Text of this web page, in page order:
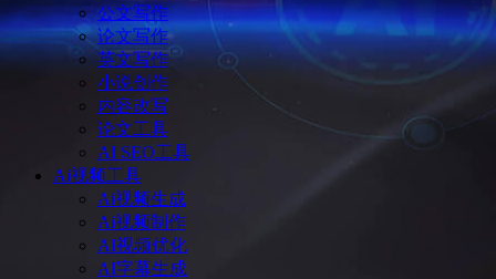
公文写作
论文写作
英文写作
小说创作
内容改写
论文工具
AI SEO工具
Ai视频工具
Ai视频生成
Ai视频制作
AI视频优化
AI字幕生成